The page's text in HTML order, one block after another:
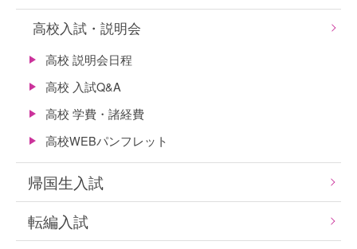
高校入試・説明会
高校 説明会日程
高校 入試Q&A
高校 学費・諸経費
高校WEBパンフレット
帰国生入試
転編入試